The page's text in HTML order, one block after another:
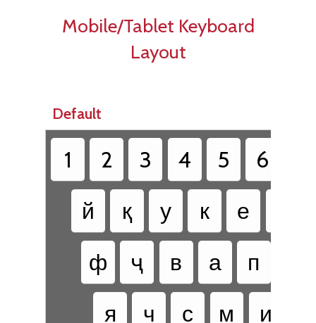
Mobile/Tablet Keyboard
Layout
Default
1 2 3 4 5 6
й
қ у к е
ф
ҷ в а п
я
ч с м и